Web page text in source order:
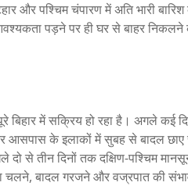
और पश्चिम चंपारण में अति भारी
पड़ने पर ही घर से बाहर निकलने
बिहार में सक्रिय हो रहा है। अगले कई
के इलाकों में सुबह से बादल छाए
दो से तीन दिनों तक दक्षिण-पश्चिम
बादल गरजने और वज्रपात की